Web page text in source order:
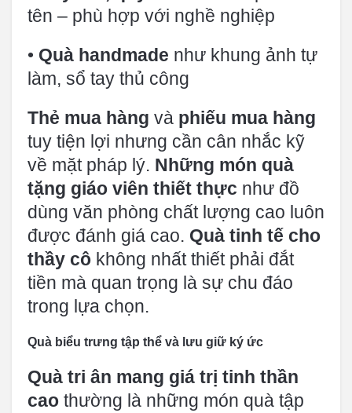
tên – phù hợp với nghề nghiệp
• Quà handmade như khung ảnh tự
làm, sổ tay thủ công
Thẻ mua hàng và phiếu mua hàng
tuy tiện lợi nhưng cần cân nhắc kỹ
về mặt pháp lý. Những món quà
tặng giáo viên thiết thực như đồ
dùng văn phòng chất lượng cao luôn
được đánh giá cao. Quà tinh tế cho
thầy cô không nhất thiết phải đắt
tiền mà quan trọng là sự chu đáo
trong lựa chọn.
Quà biểu trưng tập thể và lưu giữ ký ức
Quà tri ân mang giá trị tinh thần
cao thường là những món quà tập